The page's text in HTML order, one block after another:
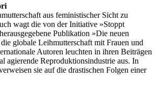
aus feministischer Sicht zu
wagt die von der Initiative »Stoppt
Publikation »Die neuen
globale Leihmutterschaft mit Frauen und
Autoren leuchten in ihren Beiträgen
agierende Reproduktionsindustrie aus. In
sie auf die drastischen Folgen einer